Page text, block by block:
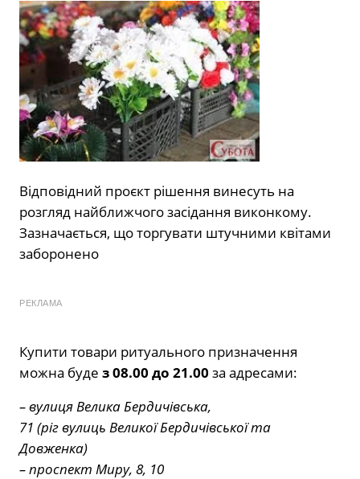
Відповідний проєкт рішення винесуть на
розгляд найближчого засідання виконкому.
Зазначається, що торгувати штучними квітами
заборонено
РЕКЛАМА
Купити товари ритуального призначення
можна буде з 08.00 до 21.00 за адресами:
– вулиця Велика Бердичівська,
71 (ріг вулиць Великої Бердичівської та
Довженка)
– проспект Миру, 8, 10